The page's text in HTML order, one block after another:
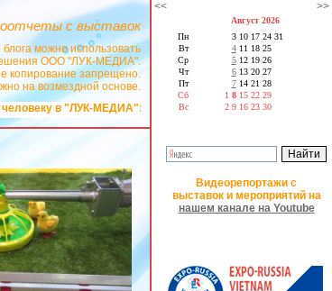
с выставок
можно использовать
ООО "ЛУК-МЕДИА".
копирование запрещено.
на возмездной основе.
в "ЛУК-МЕДИА":Поздравления на заказ в стихах
<< >>
Август 2026
Пн
Вт
Ср
Чт
Пт
Сб
Вс
3 10 17 24 31
4 11 18 25
5 12 19 26
6 13 20 27
7 14 21 28
1 8 15 22 29
2 9 16 23 30
Видеорепортажи с
выставок и мероприятий на
нашем канале на Youtube